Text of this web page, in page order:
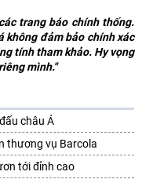
trang báo chính thống.
không đảm bảo chính xác
tính tham khảo. Hy vọng
mình."
châu Á
thương vụ Barcola
tới đỉnh cao